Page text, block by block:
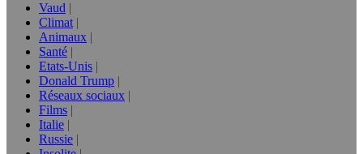
Vaud
Climat
Animaux
Santé
Etats-Unis
Donald Trump
Réseaux sociaux
Films
Italie
Russie